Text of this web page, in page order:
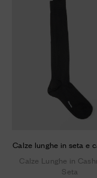
Calze lunghe in seta e
Calze Lunghe in
Seta